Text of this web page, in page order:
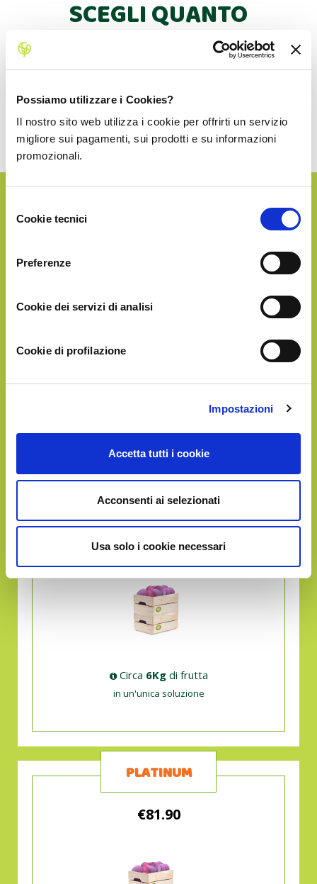
Possiamo utilizzare i Cookies?
Il nostro sito web utilizza i cookie per offrirti un servizio
migliore sui pagamenti, sui prodotti e su informazioni
promozionali.
delCookie tecnici
Preferenze
Cookie dei servizi di analisi
Cookie di profilazione
Impostazioni
Accetta tutti i cookie
Acconsenti ai selezionati
Usa solo i cookie necessari
SCEGLI QUANTO
PRODOTTO RICEVERE!
uno sconto dedicato.
La spedizione in Italia è sempre inclusa!
GOLD
€66.90
Circa 6Kgdi frutta
in un'unica soluzione
PLATINUM
€81.90